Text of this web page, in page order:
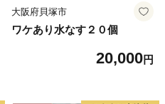
大阪府貝塚市
ワケあり水なす２０個
20,000円